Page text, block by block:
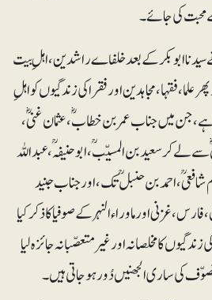
محبت کی جائے۔
سیدنا ابوبکر کے بعد خلفاے راشدین، اہلِ بیت
فقہا ، مجاہدین اور فقرا کی زندگیوں کو اہلِ
جن میں جناب عمر بن خطابؓ، عثمان غنیؓ ،
لے کر سعید بن المسیّب ؒ، ابو حنیفہؒ، عبداللہ
احمد بن حنبلؒ تک، اور جناب جنید
غزنی اور ماوراء النہر کے صوفیا کا ذکر کیا
کا مخلصانہ اور غیر متعصّبانہ جائزہ لیا
کی ساری الجھنیں دُور ہوجاتی ہیں۔